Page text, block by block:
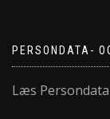
PERSONDATA-
Læs